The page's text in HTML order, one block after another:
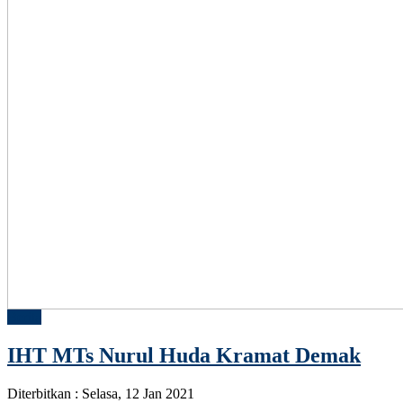
IHT MTs Nurul Huda Kramat Demak
Diterbitkan : Selasa, 12 Jan 2021